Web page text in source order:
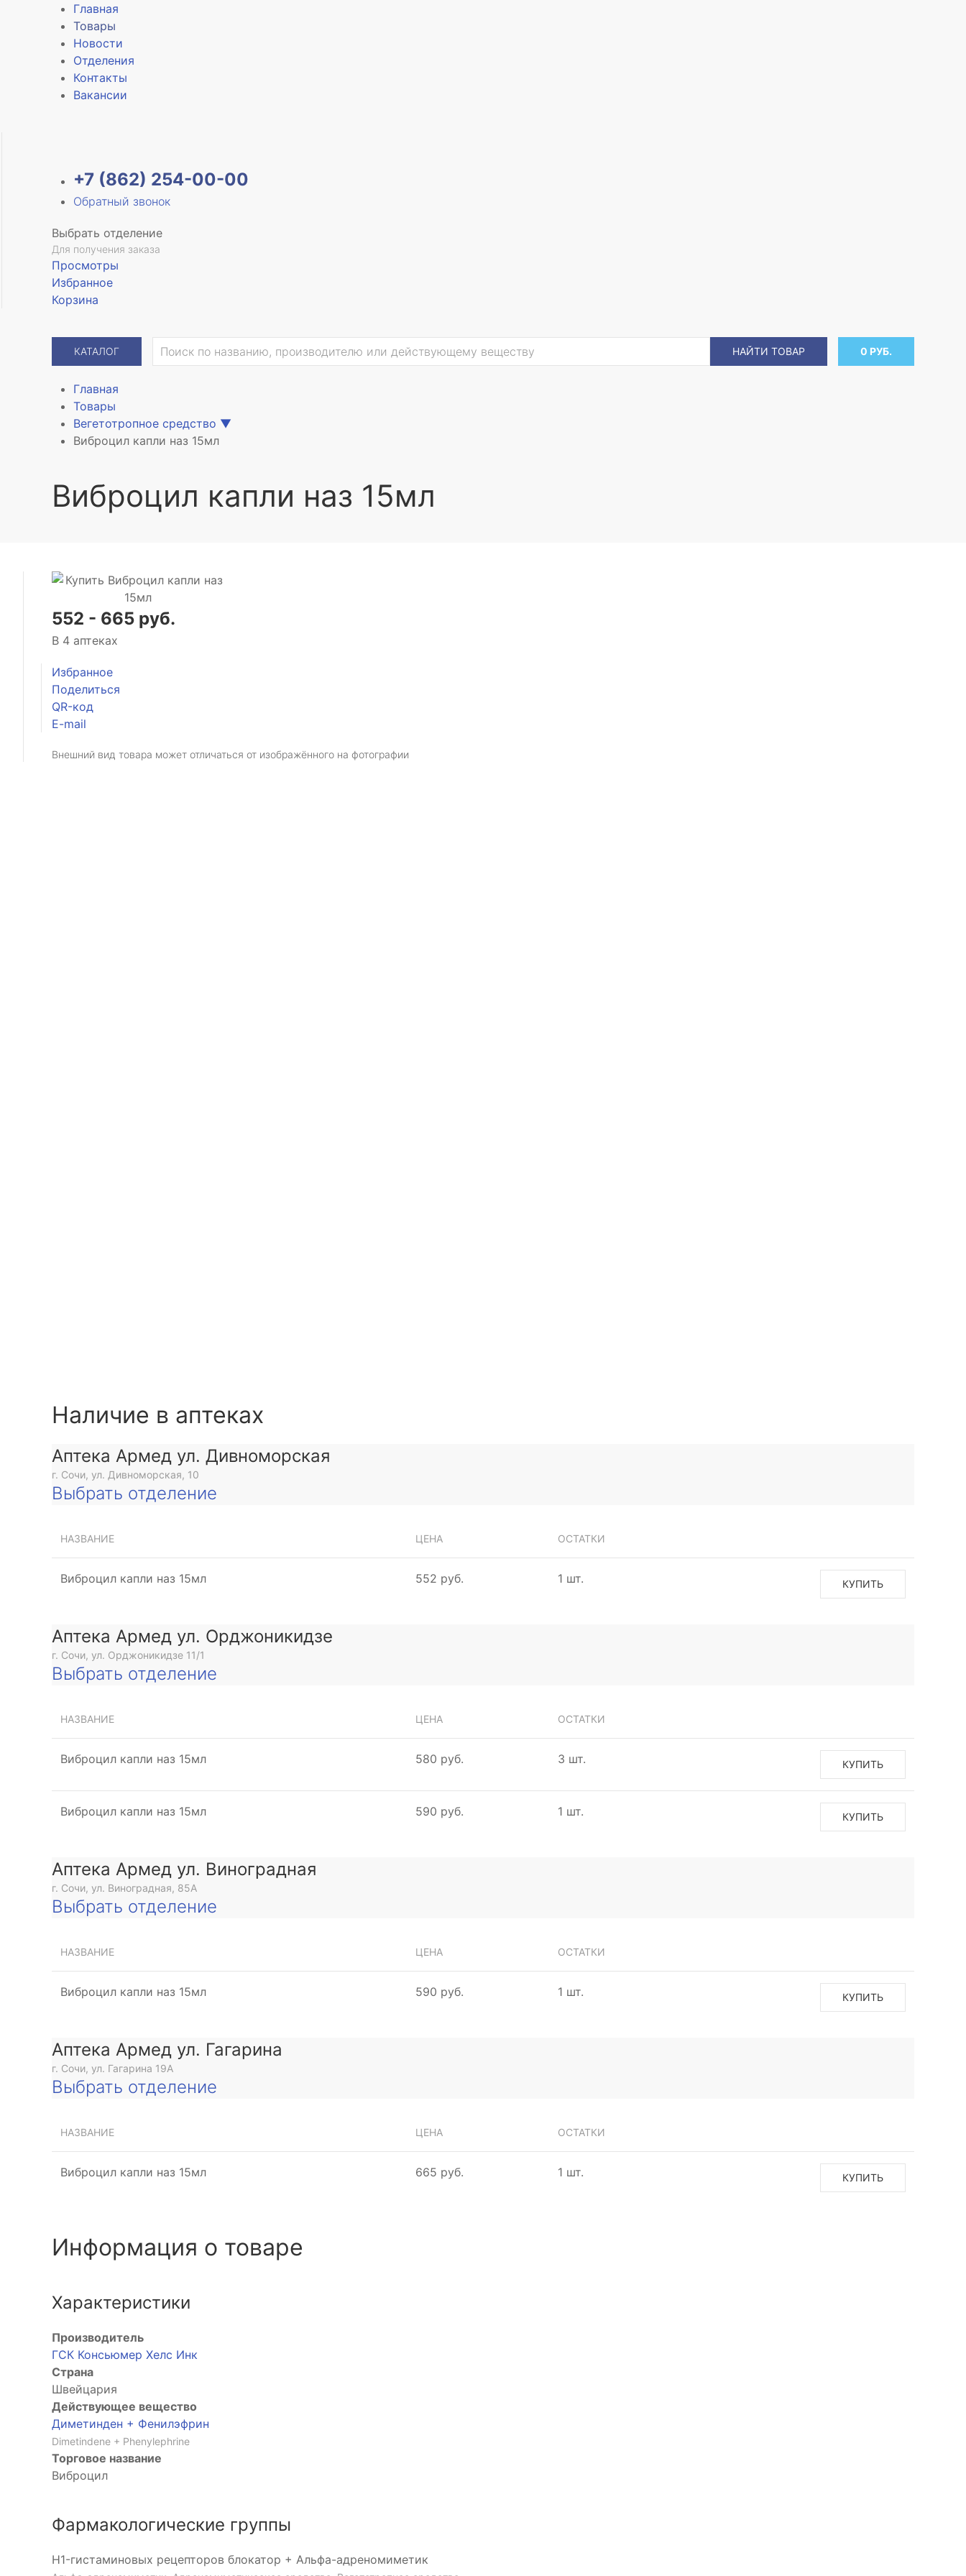
Главная
Товары
Новости
Отделения
Контакты
Вакансии
+7 (862) 254-00-00
Обратный звонок
Выбрать отделение
Для получения заказа
Просмотры
Избранное
Корзина
КАТАЛОГ НАЙТИ ТОВАР 0 РУБ.
Главная
Товары
Вегетотропное средство ▼
Виброцил капли наз 15мл
Виброцил капли наз 15мл
552 - 665 руб.
В 4 аптеках
Избранное
Поделиться
QR-код
E-mail
Внешний вид товара может отличаться от изображённого на фотографии
Наличие в аптеках
Аптека Армед ул. Дивноморская
г. Сочи, ул. Дивноморская, 10
Выбрать отделение
НАЗВАНИЕ ЦЕНА ОСТАТКИ
Виброцил капли наз 15мл 552 руб. 1 шт. КУПИТЬ
Аптека Армед ул. Орджоникидзе
г. Сочи, ул. Орджоникидзе 11/1
Выбрать отделение
НАЗВАНИЕ ЦЕНА ОСТАТКИ
Виброцил капли наз 15мл 580 руб. 3 шт. КУПИТЬ
Виброцил капли наз 15мл 590 руб. 1 шт. КУПИТЬ
Аптека Армед ул. Виноградная
г. Сочи, ул. Виноградная, 85А
Выбрать отделение
НАЗВАНИЕ ЦЕНА ОСТАТКИ
Виброцил капли наз 15мл 590 руб. 1 шт. КУПИТЬ
Аптека Армед ул. Гагарина
г. Сочи, ул. Гагарина 19А
Выбрать отделение
НАЗВАНИЕ ЦЕНА ОСТАТКИ
Виброцил капли наз 15мл 665 руб. 1 шт. КУПИТЬ
Информация о товаре
Характеристики
Производитель
ГСК Консьюмер Хелс Инк
Страна
Швейцария
Действующее вещество
Диметинден + Фенилэфрин
Dimetindene + Phenylephrine
Торговое название
Виброцил
Фармакологические группы
H1-гистаминовых рецепторов блокатор + Альфа-адреномиметик